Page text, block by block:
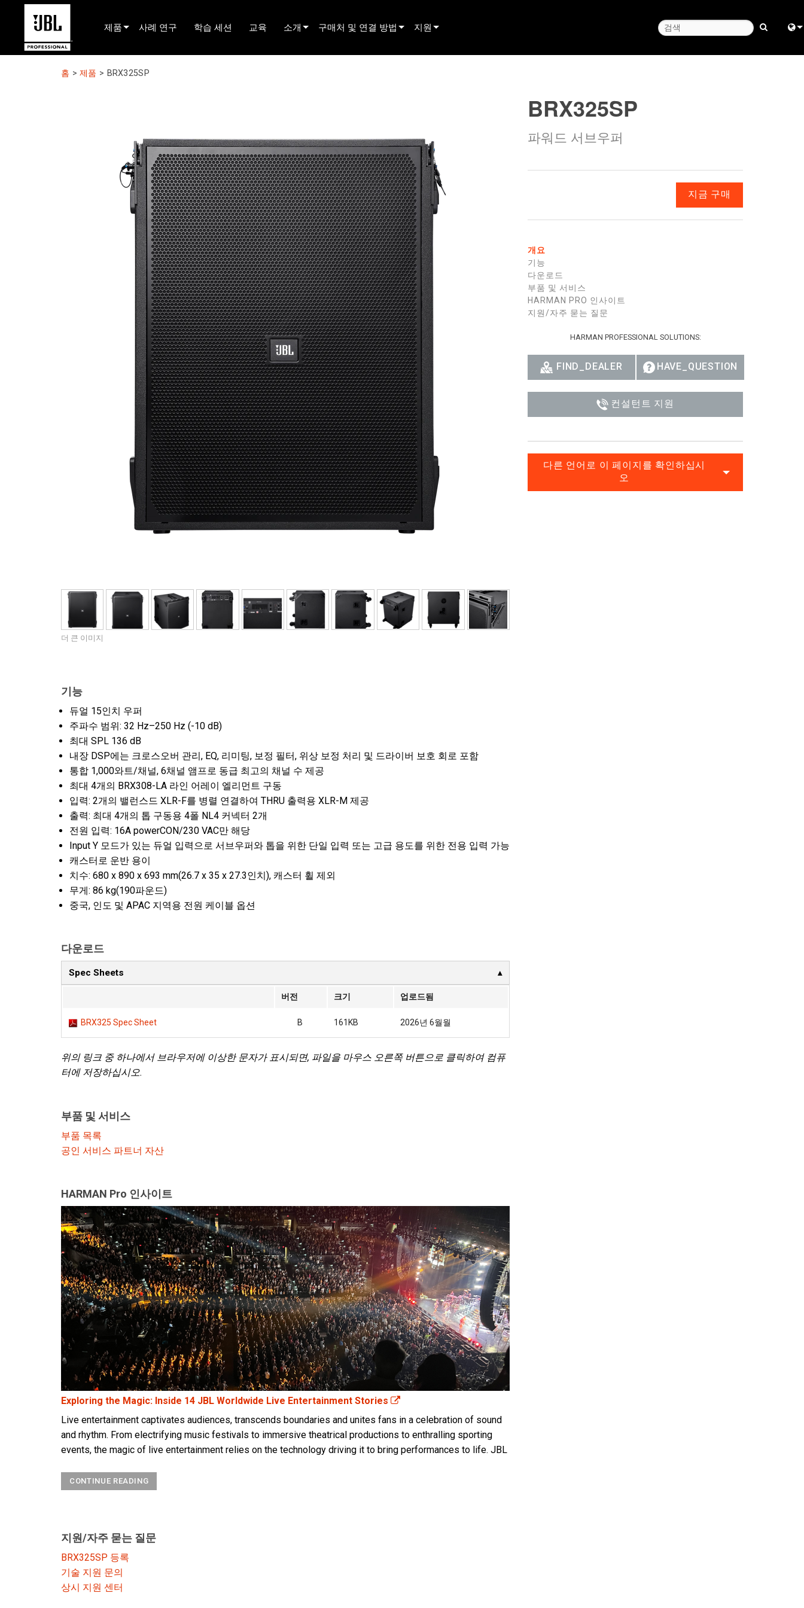
제품
라이브 포터블
EN 54
투어 사운드
레코딩 및 방송
구성 요소
단종된 제품
사례 연구 학습 세션 교육 소개 구매처 및 연결 방법
영업팀에 문의하기
지원
소프트웨어
펌웨어
다운로드
보증
제품 등록
서비스
홈 >제품 > BRX325SP
더 큰 이미지
기능
듀얼 15인치 우퍼
주파수 범위: 32 Hz–250 Hz (-10 dB)
최대 SPL 136 dB
내장 DSP에는 크로스오버 관리, EQ, 리미팅, 보정 필터, 위상 보정 처리 및 드라이버 보호 회로 포함
통합 1,000와트/채널, 6채널 앰프로 동급 최고의 채널 수 제공
최대 4개의 BRX308-LA 라인 어레이 엘리먼트 구동
입력: 2개의 밸런스드 XLR-F를 병렬 연결하여 THRU 출력용 XLR-M 제공
출력: 최대 4개의 톱 구동용 4폴 NL4 커넥터 2개
전원 입력: 16A powerCON/230 VAC만 해당
Input Y 모드가 있는 듀얼 입력으로 서브우퍼와 톱을 위한 단일 입력 또는 고급 용도를 위한 전용 입력 가능
캐스터로 운반 용이
치수: 680 x 890 x 693 mm(26.7 x 35 x 27.3인치), 캐스터 휠 제외
무게: 86 kg(190파운드)
중국, 인도 및 APAC 지역용 전원 케이블 옵션
다운로드
Spec Sheets
버전 크기 업로드됨
BRX325 Spec Sheet B 161KB 2026년 6월월
위의 링크 중 하나에서 브라우저에 이상한 문자가 표시되면, 파일을 마우스 오른쪽 버튼으로 클릭하여 컴퓨
터에 저장하십시오.
부품 및 서비스
부품 목록
공인 서비스 파트너 자산
HARMAN Pro 인사이트
Exploring the Magic: Inside 14 JBL Worldwide Live Entertainment Stories
Live entertainment captivates audiences, transcends boundaries and unites fans in a celebration of sound
and rhythm. From electrifying music festivals to immersive theatrical productions to enthralling sporting
events, the magic of live entertainment relies on the technology driving it to bring performances to life. JBL
CONTINUE READING
지원/자주 묻는 질문
BRX325SP 등록
기술 지원 문의
상시 지원 센터
BRX325SP
파워드 서브우퍼
지금 구매
개요
기능
다운로드
부품 및 서비스
HARMAN PRO 인사이트
지원/자주 묻는 질문
HARMAN PROFESSIONAL SOLUTIONS:
FIND_DEALER HAVE_QUESTION
컨설턴트 지원
다른 언어로 이 페이지를 확인하십시
오